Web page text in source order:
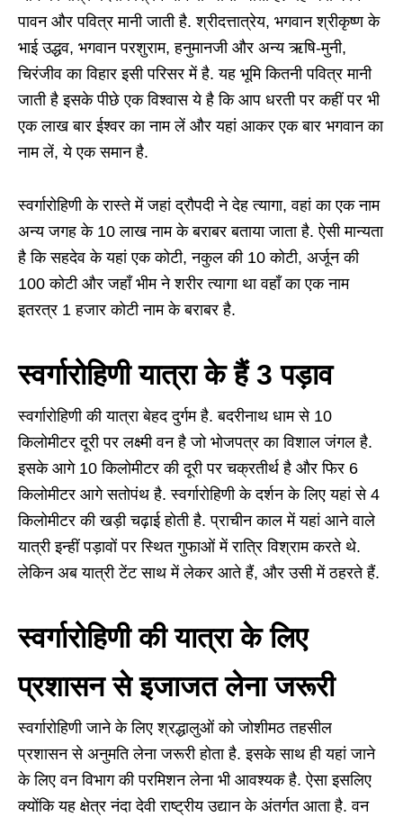
पावन और पवित्र मानी जाती है. श्रीदत्तात्रेय, भगवान श्रीकृष्ण के
भाई उद्धव, भगवान परशुराम, हनुमानजी और अन्य ऋषि-मुनी,
चिरंजीव का विहार इसी परिसर में है. यह भूमि कितनी पवित्र मानी
जाती है इसके पीछे एक विश्वास ये है कि आप धरती पर कहीं पर भी
एक लाख बार ईश्वर का नाम लें और यहां आकर एक बार भगवान का
नाम लें, ये एक समान है.
स्वर्गारोहिणी के रास्ते में जहां द्रौपदी ने देह त्यागा, वहां का एक नाम
अन्य जगह के 10 लाख नाम के बराबर बताया जाता है. ऐसी मान्यता
है कि सहदेव के यहां एक कोटी, नकुल की 10 कोटी, अर्जून की
100 कोटी और जहॉं भीम ने शरीर त्यागा था वहॉं का एक नाम
इतरत्र 1 हजार कोटी नाम के बराबर है.
स्वर्गारोहिणी यात्रा के हैं 3 पड़ाव
स्वर्गारोहिणी की यात्रा बेहद दुर्गम है. बदरीनाथ धाम से 10
किलोमीटर दूरी पर लक्ष्मी वन है जो भोजपत्र का विशाल जंगल है.
इसके आगे 10 किलोमीटर की दूरी पर चक्रतीर्थ है और फिर 6
किलोमीटर आगे सतोपंथ है. स्वर्गारोहिणी के दर्शन के लिए यहां से 4
किलोमीटर की खड़ी चढ़ाई होती है. प्राचीन काल में यहां आने वाले
यात्री इन्हीं पड़ावों पर स्थित गुफाओं में रात्रि विश्राम करते थे.
लेकिन अब यात्री टेंट साथ में लेकर आते हैं, और उसी में ठहरते हैं.
स्वर्गारोहिणी की यात्रा के लिए
प्रशासन से इजाजत लेना जरूरी
स्वर्गारोहिणी जाने के लिए श्रद्धालुओं को जोशीमठ तहसील
प्रशासन से अनुमति लेना जरूरी होता है. इसके साथ ही यहां जाने
के लिए वन विभाग की परमिशन लेना भी आवश्यक है. ऐसा इसलिए
क्योंकि यह क्षेत्र नंदा देवी राष्ट्रीय उद्यान के अंतर्गत आता है. वन